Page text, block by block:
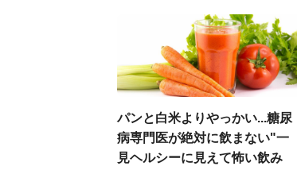
パンと白米よりやっかい...糖尿
病専門医が絶対に飲まない"一
見ヘルシーに見えて怖い飲み